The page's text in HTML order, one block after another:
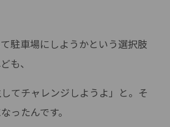
駐車場にしようかという選択肢
も、
てチャレンジしようよ」と。そ
ったんです。